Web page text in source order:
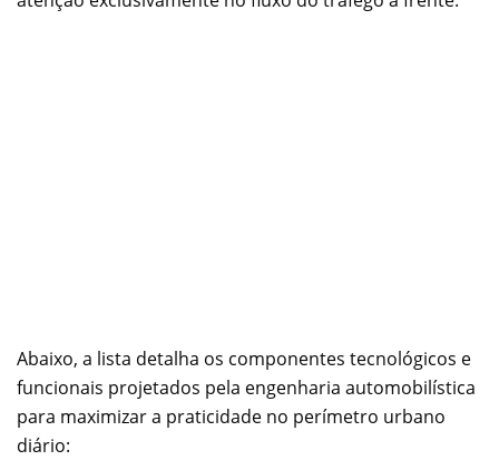
Abaixo, a lista detalha os componentes tecnológicos e
funcionais projetados pela engenharia automobilística
para maximizar a praticidade no perímetro urbano
diário: